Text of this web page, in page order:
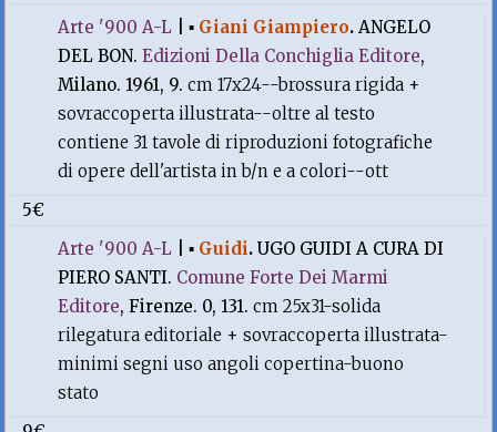
Arte '900 A-L |▪ Giani Giampiero.ANGELO
DEL BON.Edizioni Della Conchiglia Editore,
Milano. 1961, 9.cm 17x24--brossura rigida +
sovraccoperta illustrata--oltre al testo
contiene 31 tavole di riproduzioni fotografiche
di opere dell'artista in b/n e a colori--ott
5€
Arte '900 A-L |▪ Guidi.UGO GUIDI A CURA DI
PIERO SANTI. Comune Forte Dei Marmi
Editore, Firenze. 0, 131.cm 25x31-solida
rilegatura editoriale + sovraccoperta illustrata-
minimi segni uso angoli copertina-buono
stato